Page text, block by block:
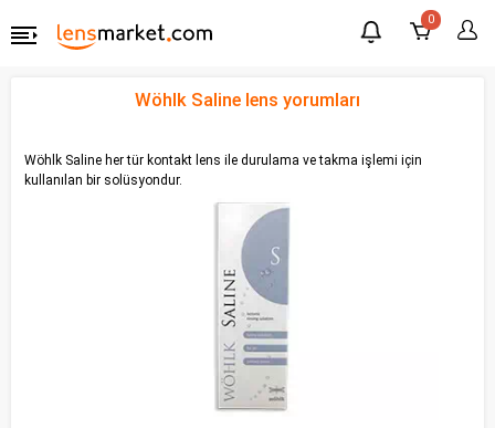
0
Wöhlk Saline lens yorumları
Wöhlk Saline her tür kontakt lens ile durulama ve takma işlemi için
kullanılan bir solüsyondur.